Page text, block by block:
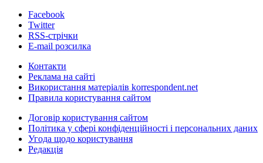
Facebook
Twitter
RSS-стрічки
E-mail розсилка
Контакти
Реклама на сайті
Використання матеріалів korrespondent.net
Правила користування сайтом
Договір користування сайтом
Політика у сфері конфіденційності і персональних даних
Угода щодо користування
Редакція